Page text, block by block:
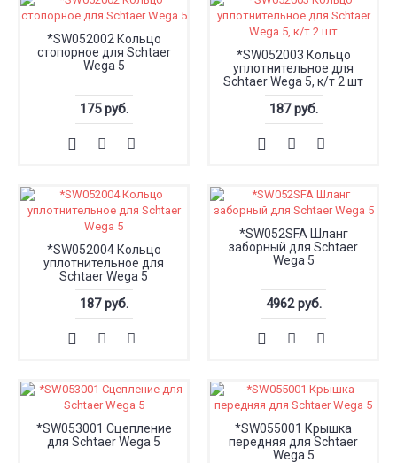
*SW052002 Кольцо
стопорное для Schtaer
Wega 5
175 руб.
*SW052003 Кольцо
уплотнительное для
Schtaer Wega 5, к/т 2 шт
187 руб.
*SW052004 Кольцо
уплотнительное для
Schtaer Wega 5
187 руб.
*SW052SFA Шланг
заборный для Schtaer
Wega 5
4962 руб.
*SW053001 Сцепление
для Schtaer Wega 5
*SW055001 Крышка
передняя для Schtaer
Wega 5